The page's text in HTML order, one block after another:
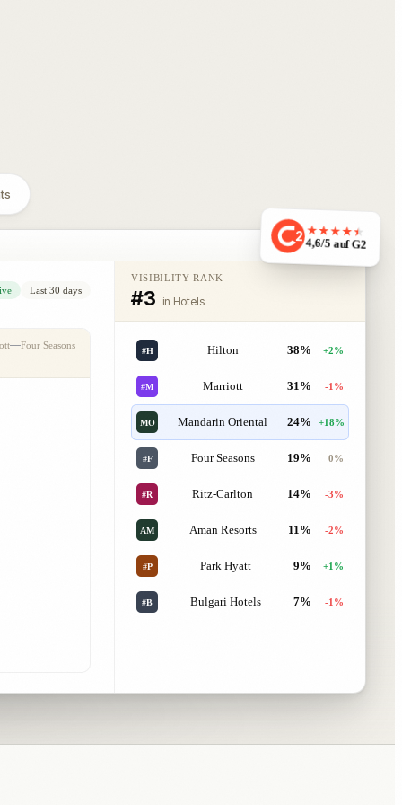
Last 30 days
Four Seasons
VISIBILITY RANK
#3 in Hotels
#H Hilton 38% +2%
#M Marriott 31% -1%
MO Mandarin Oriental 24% +18%
#F Four Seasons 19% 0%
#R Ritz-Carlton 14% -3%
AM Aman Resorts 11% -2%
#P Park Hyatt 9% +1%
#B Bulgari Hotels 7% -1%
2 4,6/5 auf G2